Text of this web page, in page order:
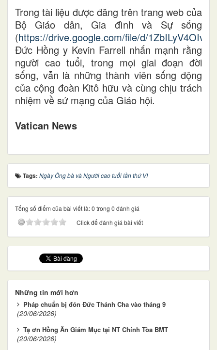
Trong tài liệu được đăng trên trang web của
Bộ Giáo dân, Gia đình và Sự sống
(https://drive.google.com/file/d/
Đức Hồng y Kevin Farrell nhấn mạnh rằng
người cao tuổi, trong mọi giai đoạn đời
sống, vẫn là những thành viên sống động
của cộng đoàn Kitô hữu và cùng chịu trách
nhiệm về sứ mạng của Giáo hội.
Vatican News
Tags: Ngày Ông bà và Người cao tuổi lần thứ VI
Tổng số điểm của bài viết là: 0 trong 0 đánh giá
Click để đánh giá bài viết
Những tin mới hơn
Pháp chuẩn bị đón Đức Thánh Cha vào tháng 9
(20/06/2026)
Tạ ơn Hồng Ân Giám Mục tại NT Chính Tòa BMT
(20/06/2026)